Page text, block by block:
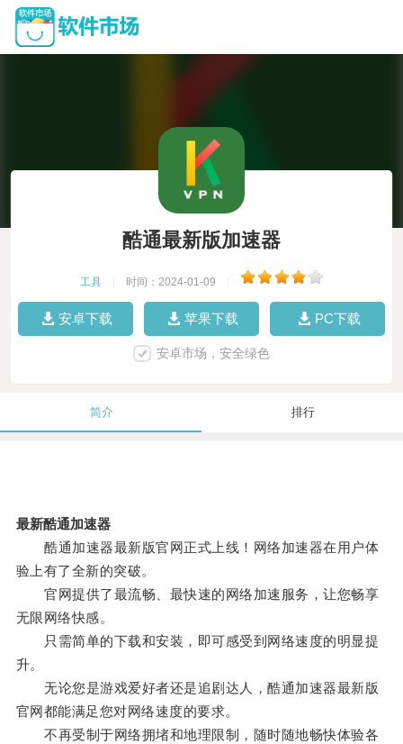
酷通最新版加速器
工具 时间：2024-01-09
安卓下载 苹果下载 PC下载
安卓市场，安全绿色
简介 排行
最新酷通加速器
酷通加速器最新版官网正式上线！网络加速器在用户体
验上有了全新的突破。
官网提供了最流畅、最快速的网络加速服务，让您畅享
无限网络快感。
只需简单的下载和安装，即可感受到网络速度的明显提
升。
无论您是游戏爱好者还是追剧达人，酷通加速器最新版
官网都能满足您对网络速度的要求。
不再受制于网络拥堵和地理限制，随时随地畅快体验各